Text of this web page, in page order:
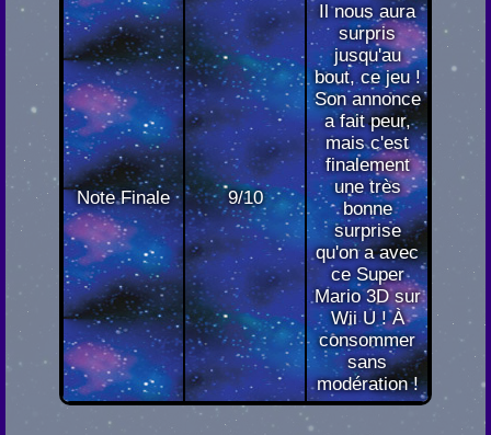
Note Finale 9/10
Il nous aura
surpris
jusqu'au
bout, ce jeu !
Son annonce
a fait peur,
mais c'est
finalement
une très
bonne
surprise
qu'on a avec
ce Super
Mario 3D sur
Wii U ! À
consommer
sans
modération !